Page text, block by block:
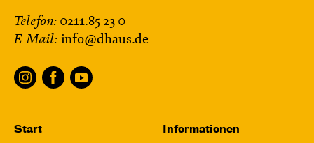
Telefon: 0211.85 23 0
E-Mail: info@dhaus.de
Start Informationen